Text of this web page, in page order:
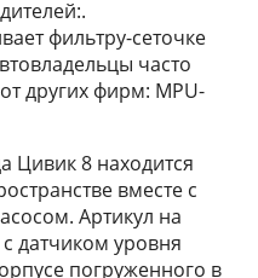
фильтру-сеточке
часто
других фирм: MPU-
Цивик 8 находится
вместе с
Артикул на
датчиком уровня
погруженного в